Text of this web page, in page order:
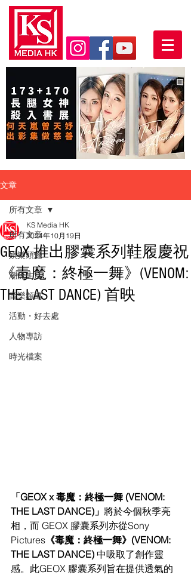
文章
所有文章
娛樂頭條
潮流生活
音樂頻道
活動・好去處
人物專訪
時光檔案
所有文章
GEOX 推出膠囊系列鞋履慶祝
《毒魔：終極一舞》(VENOM:
THE LAST DANCE) 首映
KS Media HK
2024年10月19日
「GEOX x 毒魔：終極一舞 (VENOM:
THE LAST DANCE)」 將於今個秋季亮
相，而 GEOX 膠囊系列亦從Sony
Pictures 《毒魔：終極一舞》(VENOM:
THE LAST DANCE) 中吸取了創作靈
感。此GEOX 膠囊系列旨在提供透氣的